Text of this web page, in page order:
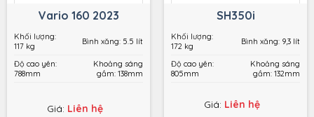
Vario 160 2023
Khối lượng:
117 kg
Bình xăng: 5.5 lít
Độ cao yên:
788mm
Khoảng sáng
gầm: 138mm
Giá: Liên hệ
SH350i
Khối lượng:
172 kg
Bình xăng: 9,3 lít
Độ cao yên:
805mm
Khoảng sáng
gầm: 132mm
Giá: Liên hệ